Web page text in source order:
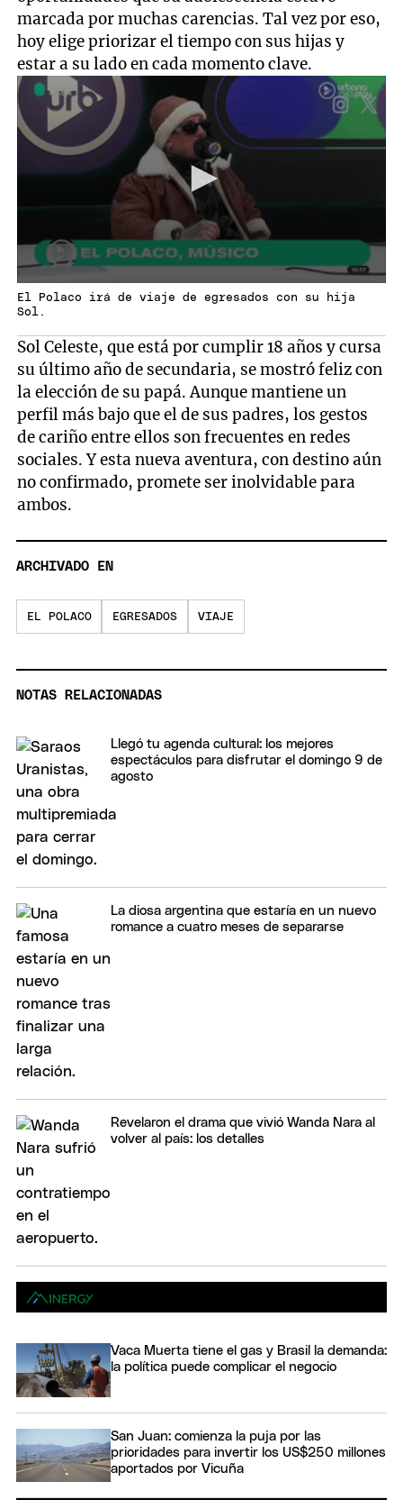
marcada por muchas carencias. Tal vez por eso,
hoy elige priorizar el tiempo con sus hijas y
estar a su lado en cada momento clave.
El Polaco irá de viaje de egresados con su hija
Sol.
Sol Celeste, que está por cumplir 18 años y cursa
su último año de secundaria, se mostró feliz con
la elección de su papá. Aunque mantiene un
perfil más bajo que el de sus padres, los gestos
de cariño entre ellos son frecuentes en redes
sociales. Y esta nueva aventura, con destino aún
no confirmado, promete ser inolvidable para
ambos.
ARCHIVADO EN
EL POLACO EGRESADOS VIAJE
NOTAS RELACIONADAS
Llegó tu agenda cultural: los mejores
espectáculos para disfrutar el domingo 9 de
agosto
La diosa argentina que estaría en un nuevo
romance a cuatro meses de separarse
Revelaron el drama que vivió Wanda Nara al
volver al país: los detalles
Vaca Muerta tiene el gas y Brasil la demanda:
la política puede complicar el negocio
San Juan: comienza la puja por las
prioridades para invertir los US$250 millones
aportados por Vicuña